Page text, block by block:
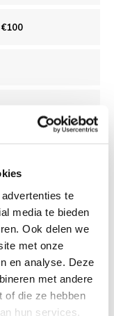
te
media te bieden
Ook delen we
met onze
en analyse. Deze
met andere
of die ze hebben
hun services.
Whatsapp